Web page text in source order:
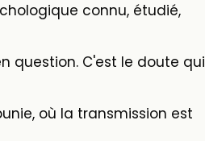
connu, étudié,
question. C'est le doute qui
où la transmission est